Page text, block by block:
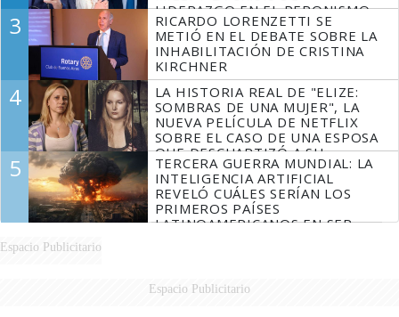
LIDERAZGO EN EL PERONISMO
3
RICARDO LORENZETTI SE
METIÓ EN EL DEBATE SOBRE LA
INHABILITACIÓN DE CRISTINA
KIRCHNER
4
LA HISTORIA REAL DE "ELIZE:
SOMBRAS DE UNA MUJER", LA
NUEVA PELÍCULA DE NETFLIX
SOBRE EL CASO DE UNA ESPOSA
QUE DESCUARTIZÓ A SU
MARIDO
5
TERCERA GUERRA MUNDIAL: LA
INTELIGENCIA ARTIFICIAL
REVELÓ CUÁLES SERÍAN LOS
PRIMEROS PAÍSES
LATINOAMERICANOS EN SER
Espacio Publicitario
Espacio Publicitario